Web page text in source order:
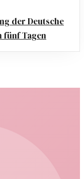
der Deutsche
fünf Tagen